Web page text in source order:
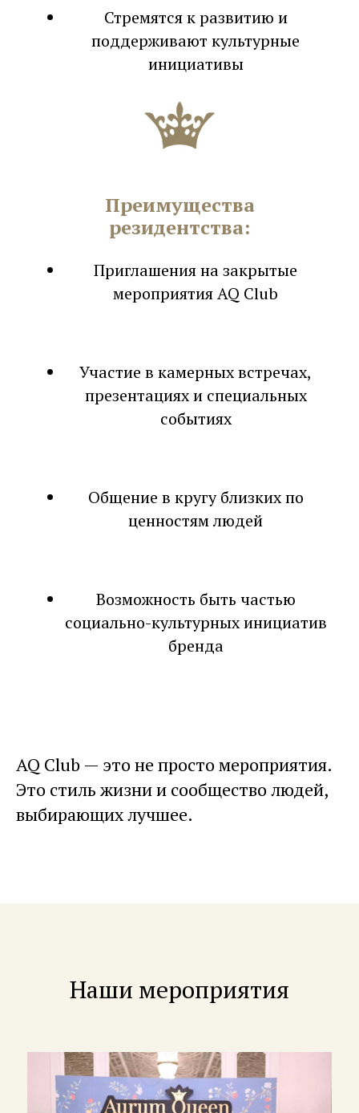
Стремятся к развитию и
поддерживают культурные
инициативы
Преимущества
резидентства:
Приглашения на закрытые
мероприятия AQ Club
Участие в камерных встречах,
презентациях и специальных
событиях
Общение в кругу близких по
ценностям людей
Возможность быть частью
социально-культурных инициатив
бренда
AQ Club — это не просто мероприятия.
Это стиль жизни и сообщество людей,
выбирающих лучшее.
Наши мероприятия